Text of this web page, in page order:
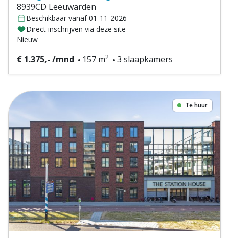
8939CD Leeuwarden
Beschikbaar vanaf 01-11-2026
Direct inschrijven via deze site
Nieuw
€ 1.375,- /mnd 157 m2 3 slaapkamers
Te huur